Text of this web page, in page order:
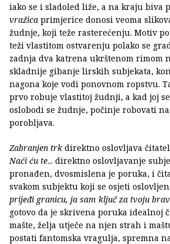
iako se i sladoled liže, a na kraju biva
vražica primjerice donosi veoma
žudnje, koji teže rasterećenju. Motiv
teži vlastitom ostvarenju polako se
zadnja dva katrena ukrštenom rimom
skladnije gibanje lirskih subjekata,
nagona koje vodi ponovnom ropstvu.
prvo robuje vlastitoj žudnji, a kad joj
oslobodi se žudnje, počinje robovati
porobljava.
Zabranjen trkdirektno oslovljava
Naći ću te... direktno oslovljavanje
pronađen, dvosmislena je poruka, i
svakom subjektu koji se osjeti oslovljen.
prijeđi granicu, ja sam ključ za tvoju
gotovo da je skrivena poruka idealnoj
mašte, želja utječe na njen strah i
postati fantomska vragulja, spremna